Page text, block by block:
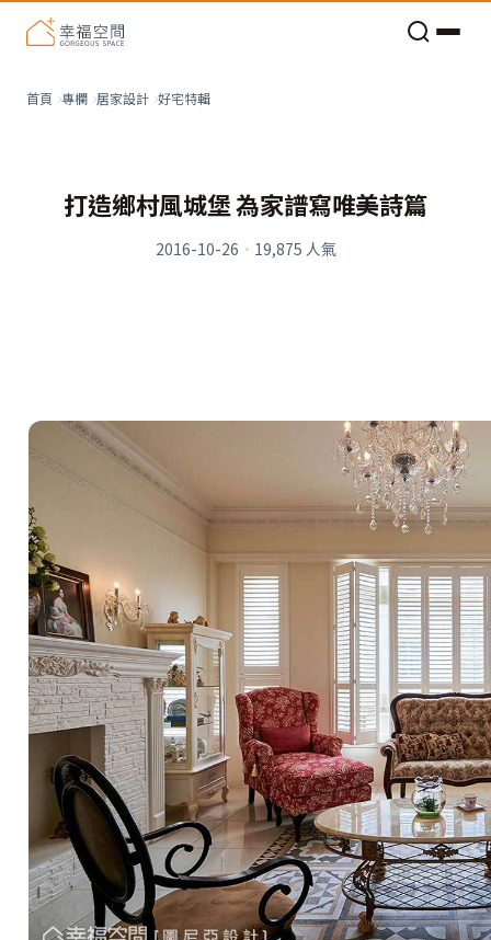
首頁 專欄 居家設計 好宅特輯
打造鄉村風城堡 為家譜寫唯美詩篇
2016-10-26 · 19,875 人氣